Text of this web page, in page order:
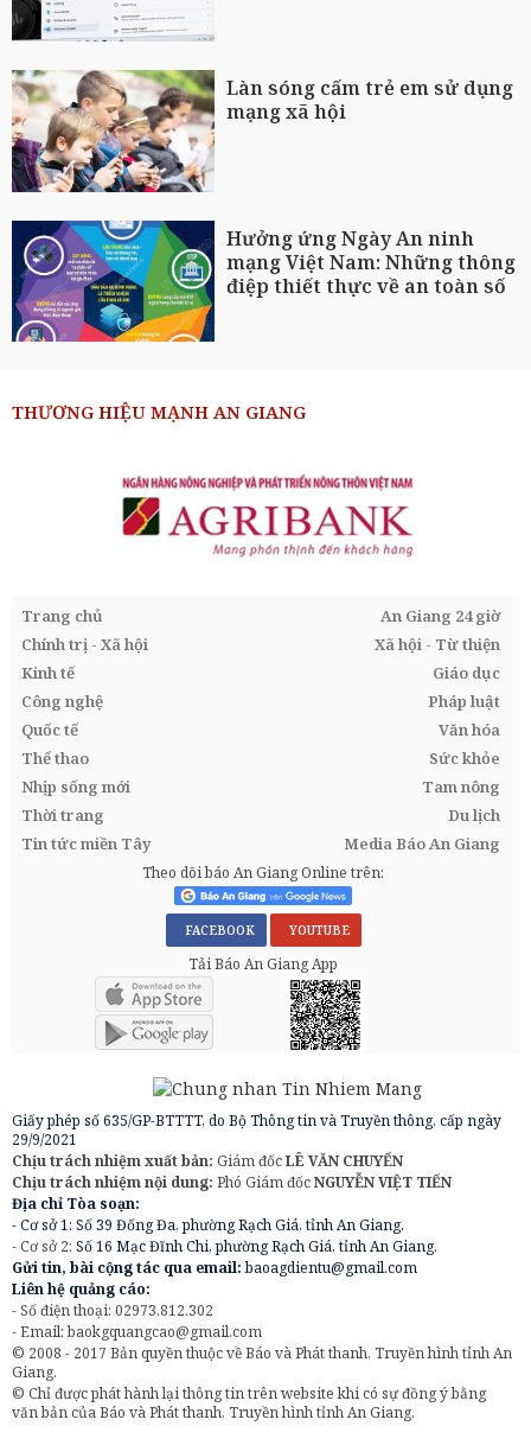
Làn sóng cấm trẻ em sử dụng
mạng xã hội
Hưởng ứng Ngày An ninh
mạng Việt Nam: Những thông
điệp thiết thực về an toàn số
THƯƠNG HIỆU MẠNH AN GIANG
Trang chủ
An Giang 24 giờ
Chính trị - Xã hội
Xã hội - Từ thiện
Kinh tế
Giáo dục
Công nghệ
Pháp luật
Quốc tế
Văn hóa
Thể thao
Sức khỏe
Nhịp sống mới
Tam nông
Thời trang
Du lịch
Tin tức miền Tây
Media Báo An Giang
Theo dõi báo An Giang Online trên:
FACEBOOK YOUTUBE
Tải Báo An Giang App
Giấy phép số 635/GP-BTTTT, do Bộ Thông tin và Truyền thông, cấp ngày
29/9/2021
Chịu trách nhiệm xuất bản: Giám đốcLÊ VĂN CHUYỂN
Chịu trách nhiệm nội dung: Phó Giám đốcNGUYỄN VIỆT TIẾN
Địa chỉ Tòa soạn:
- Cơ sở 1: Số 39 Đống Đa, phường Rạch Giá, tỉnh An Giang.
- Cơ sở 2: Số 16 Mạc Đĩnh Chi, phường Rạch Giá, tỉnh An Giang.
Gửi tin, bài cộng tác qua email:baoagdientu@gmail.com
Liên hệ quảng cáo:
- Số điện thoại: 02973.812.302
- Email:baokgquangcao@gmail.com
© 2008 - 2017 Bản quyền thuộc về Báo và Phát thanh, Truyền hình tỉnh An
Giang.
© Chỉ được phát hành lại thông tin trên website khi có sự đồng ý bằng
văn bản của Báo và Phát thanh, Truyền hình tỉnh An Giang.